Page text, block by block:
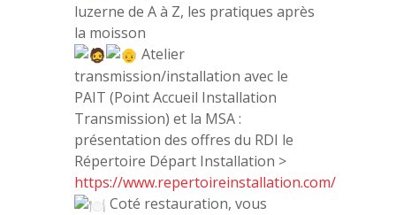
luzerne de A à Z, les pratiques après
la moisson
Atelier
transmission/installation avec le
PAIT (Point Accueil Installation
Transmission) et la MSA :
présentation des offres du RDI le
Répertoire Départ Installation >
https://www.repertoireinstallation.com/
Coté restauration, vous